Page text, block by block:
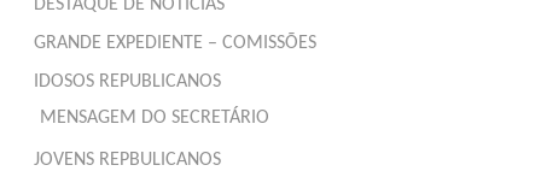
DESTAQUE DE NOTÍCIAS
GRANDE EXPEDIENTE – COMISSÕES
IDOSOS REPUBLICANOS
MENSAGEM DO SECRETÁRIO
JOVENS REPBULICANOS